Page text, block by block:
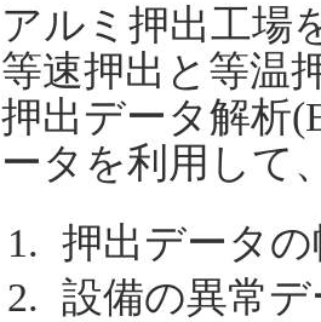
アルミ押出工場
等速押出と等温
押出データ解析
ータを利用して
押出データ
設備の異常